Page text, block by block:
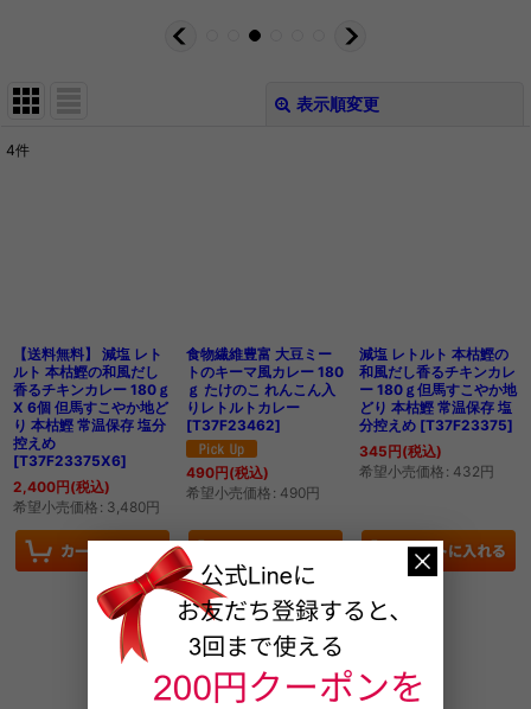
表示順変更
絞り込む
4件
【送料無料】 減塩 レト
ルト 本枯鰹の和風だし
香るチキンカレー 180ｇ
X 6個 但馬すこやか地ど
り 本枯鰹 常温保存 塩分
控えめ
[T37F23375X6]
2,400円(税込)
希望小売価格 : 3,480円
食物繊維豊富 大豆ミー
トのキーマ風カレー 180
ｇ たけのこ れんこん入
りレトルトカレー
[T37F23462]
490円(税込)
希望小売価格 : 490円
減塩 レトルト 本枯鰹の
和風だし香るチキンカレ
ー 180ｇ但馬すこやか地
どり 本枯鰹 常温保存 塩
分控えめ [T37F23375]
345 円(税込)
希望小売価格 : 432円